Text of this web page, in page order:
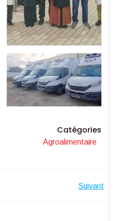
Catégories
Agroalimentaire
Suivant